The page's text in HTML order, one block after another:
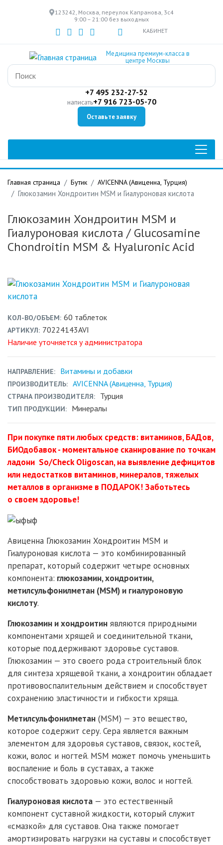
к
основному
содержанию
123242, Москва, переулок Капранова, 3с4
9:00 – 21:00 без выходных
КАБИНЕТ
Медицина премиум-класса в
центре Москвы
+7 495 232-27-52
написать+7 916 723-05-70
Оставьте заявку
Главная страница Бутик AVICENNA (Авиценна, Турция)
Глюкозамин Хондроитин MSM и Гиалуроновая кислота
Глюкозамин Хондроитин MSM и
Гиалуроновая кислота / Glucosamine
Chondroitin MSM & Hyaluronic Acid
КОЛ-ВО/ОБЪЕМ 60 таблеток
АРТИКУЛ 70224143AVI
Наличие уточняется у администратора
НАПРАВЛЕНИЕ Витамины и добавки
ПРОИЗВОДИТЕЛЬ AVICENNA (Авиценна, Турция)
СТРАНА ПРОИЗВОДИТЕЛЯ Турция
ТИП ПРОДУКЦИИ Минералы
При покупке пяти любых средств: витаминов, БАДов,
БИОдобавок - моментальное сканирование по точкам
ладони So/Check Oligoscan, на выявление дефицитов
или недостатков витаминов, минералов, тяжелых
металлов в организме в ПОДАРОК! Заботьтесь
о своем здоровье!
Авиценна Глюкозамин Хондроитин MSM и
Гиалуроновая кислота — это комбинированный
препарат, который содержит четыре основных
компонента: глюкозамин, хондроитин,
метилсульфонилметан (MSM) и гиалуроновую
кислоту.
Глюкозамин и хондроитин являются природными
компонентами хрящей и соединительной ткани,
которые поддерживают здоровье суставов.
Глюкозамин — это своего рода строительный блок
для синтеза хрящевой ткани, а хондроитин обладает
противовоспалительным действием и способствует
сохранению эластичности и гибкости хряща.
Метилсульфонилметан (MSM) — это вещество,
которое содержит серу. Сера является важным
элементом для здоровья суставов, связок, костей,
кожи, волос и ногтей. MSM может помочь уменьшить
воспаление и боль в суставах, а также
способствовать здоровью кожи, волос и ногтей.
Гиалуроновая кислота — это естественный
компонент суставной жидкости, который служит
«смазкой» для суставов. Она также помогает
амортизировать нагрузки на суставы и способствует